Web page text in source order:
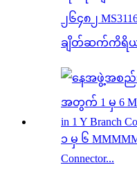
၂၆၄၈၂
ချိတ်ဆက်ကိရိ
၁ မှ ၆
Connector...